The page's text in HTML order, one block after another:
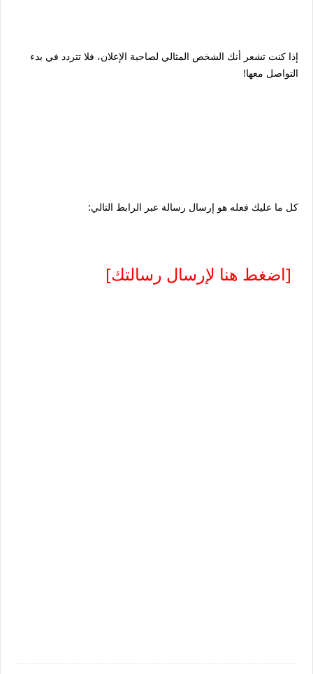
إذا كنت تشعر أنك الشخص المثالي لصاحبة الإعلان، فلا تتردد في بدء
التواصل معها!
كل ما عليك فعله هو إرسال رسالة عبر الرابط التالي:
[اضغط هنا لإرسال رسالتك]